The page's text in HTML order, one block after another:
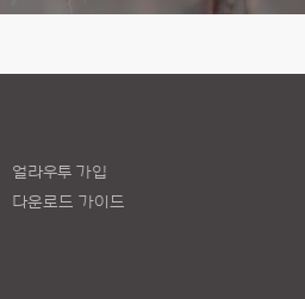
얼라우투 가입
다운로드 가이드